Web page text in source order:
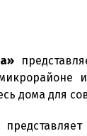
дома для